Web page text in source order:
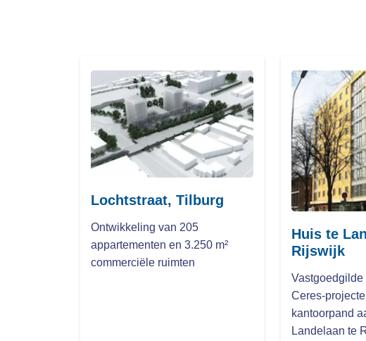
Lochtstraat, Tilburg
Ontwikkeling van 205
appartementen en 3.250 m²
commerciële ruimten
Huis te
Rijswijk
Vastgoedgilde
Ceres-
kantoorpand
Landelaan te